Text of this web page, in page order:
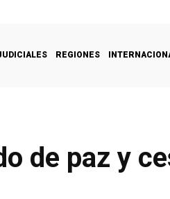
REGIONES
de paz y